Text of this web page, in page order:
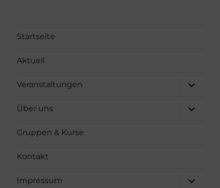
Startseite
Aktuell
Veranstaltungen
öffnen
Über uns
öffnen
Gruppen & Kurse
Kontakt
Impressum
öffnen